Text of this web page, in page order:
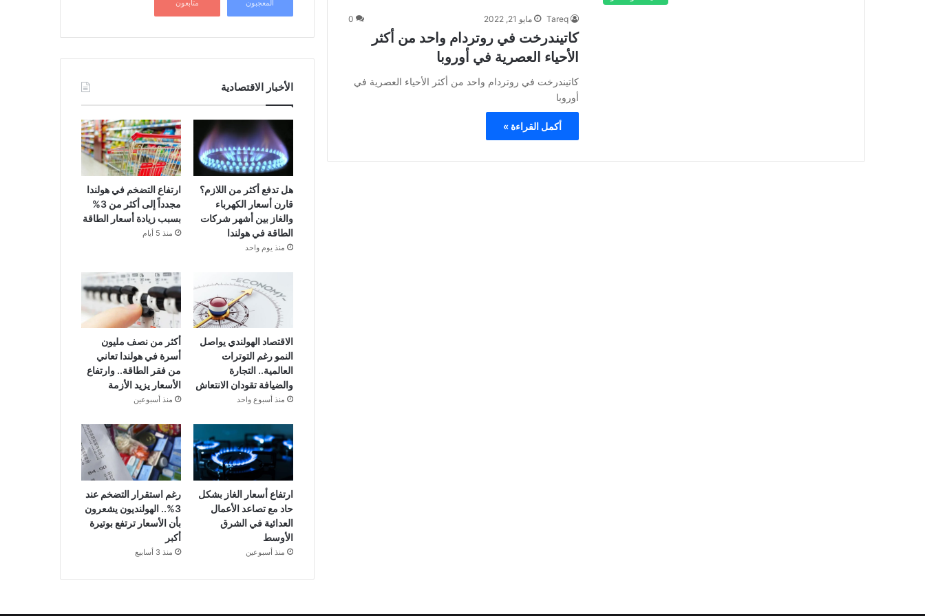
Tareq مايو 21, 2022 0
كاتيندرخت في روتردام واحد من أكثر
الأحياء العصرية في أوروبا
كاتيندرخت في روتردام واحد من أكثر الأحياء العصرية في
أوروبا
أكمل القراءة »
المعجبون متابعون
الأخبار الاقتصادية
هل تدفع أكثر من اللازم؟
قارن أسعار الكهرباء
والغاز بين أشهر شركات
الطاقة في هولندا
منذ يوم واحد
ارتفاع التضخم في هولندا
مجدداً إلى أكثر من 3%
بسبب زيادة أسعار الطاقة
منذ 5 أيام
الاقتصاد الهولندي يواصل
النمو رغم التوترات
العالمية.. التجارة
والضيافة تقودان الانتعاش
منذ أسبوع واحد
أكثر من نصف مليون
أسرة في هولندا تعاني
من فقر الطاقة.. وارتفاع
الأسعار يزيد الأزمة
منذ أسبوعين
ارتفاع أسعار الغاز بشكل
حاد مع تصاعد الأعمال
العدائية في الشرق
الأوسط
منذ أسبوعين
رغم استقرار التضخم عند
3%.. الهولنديون يشعرون
بأن الأسعار ترتفع بوتيرة
أكبر
منذ 3 أسابيع